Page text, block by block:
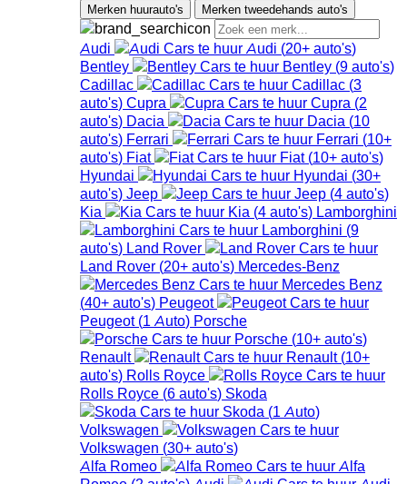
Merken huurauto's Merken tweedehands auto's
Audi Audi (20+ auto's)
Bentley
Bentley (9 auto's)
Cadillac
Cadillac (3
auto's) Cupra Cupra (2
auto's) Dacia Dacia (10
auto's) Ferrari Ferrari (10+
auto's) Fiat Fiat (10+ auto's)
Hyundai
Hyundai (30+
auto's) Jeep Jeep (4 auto's)
Kia
Kia (4 auto's) Lamborghini
Lamborghini (9
auto's) Land Rover
Land Rover (20+ auto's) Mercedes-Benz
Mercedes Benz
(40+ auto's) Peugeot
Peugeot (1 Auto) Porsche
Porsche (10+ auto's)
Renault
Renault (10+
auto's) Rolls Royce
Rolls Royce (6 auto's) Skoda
Skoda (1 Auto)
Volkswagen
Volkswagen (30+ auto's)
Alfa Romeo
Alfa